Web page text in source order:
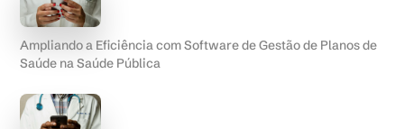
Ampliando a Eficiência com Software de Gestão de Planos de
Saúde na Saúde Pública